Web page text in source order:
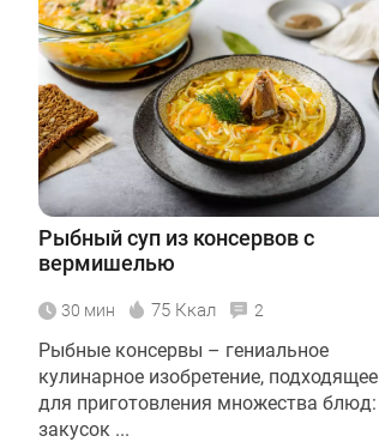
Рыбный суп из консервов с
вермишелью
30 мин 75 Ккал 2
Рыбные консервы – гениальное
кулинарное изобретение, подходящее
для приготовления множества блюд:
закусок ...